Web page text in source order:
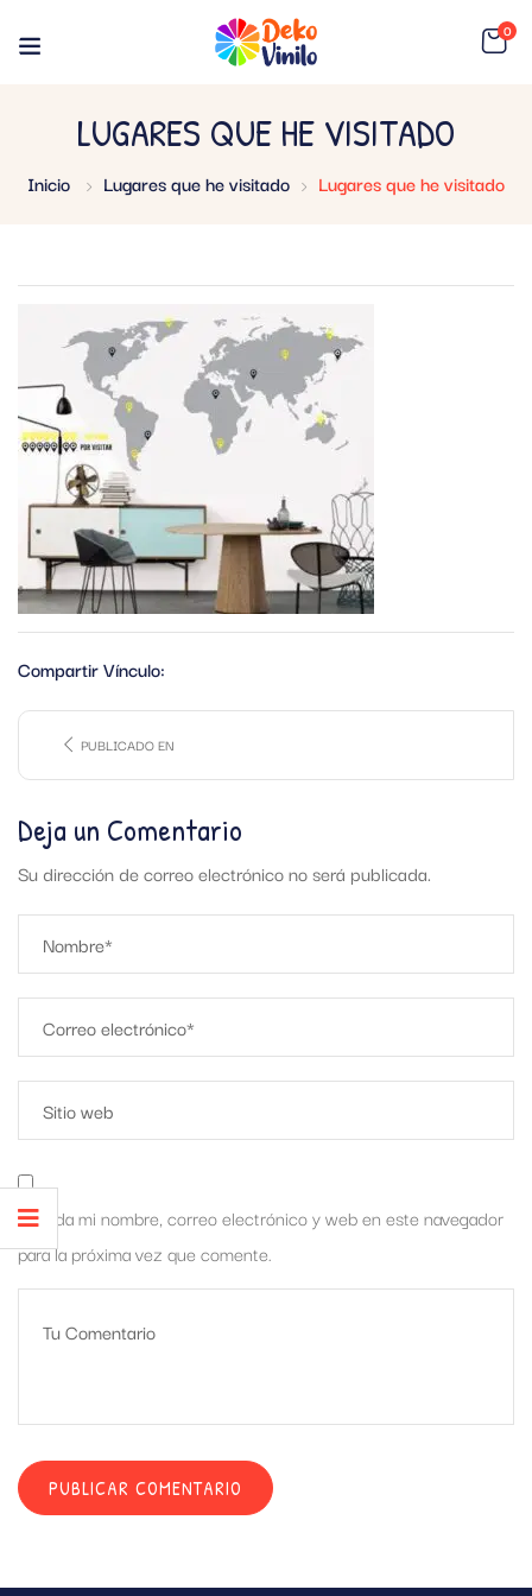
0
LUGARES QUE HE VISITADO
Inicio Lugares que he visitado Lugares que he visitado
Compartir Vínculo:
PUBLICADO EN
Deja un Comentario
Su dirección de correo electrónico no será publicada.
Guarda mi nombre, correo electrónico y web en este navegador
para la próxima vez que comente.